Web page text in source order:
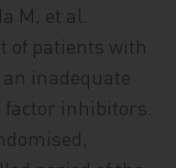
M, et al.
of patients with
inadequate
factor inhibitors: